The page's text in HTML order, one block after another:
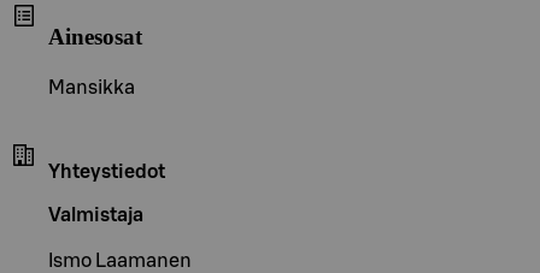
Ainesosat
Mansikka
Yhteystiedot
Valmistaja
Ismo Laamanen